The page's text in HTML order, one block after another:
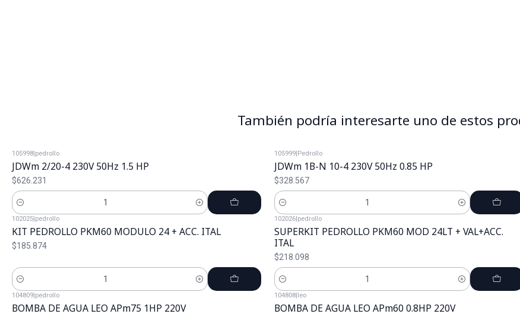
También podría interesarte uno de estos
105998|pedrollo
JDWm 2/20-4 230V 50Hz 1.5 HP
$626.231
Cantidad
105999|Pedrollo
JDWm 1B-N 10-4 230V 50Hz 0.85 HP
$328.567
Cantidad
102025|pedrollo
KIT PEDROLLO PKM60 MODULO 24 + ACC. ITAL
$185.874
Cantidad
102026|pedrollo
SUPERKIT PEDROLLO PKM60 MOD 24LT + VAL+ACC.
ITAL
$218.098
Cantidad
104809|pedrollo
BOMBA DE AGUA LEO APm75 1HP 220V
104808|leo
BOMBA DE AGUA LEO APm60 0.8HP 220V